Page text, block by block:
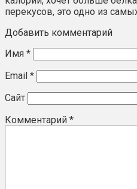
перекусов, это одно из
Добавить комментарий
Имя *
Email *
Сайт
Комментарий *